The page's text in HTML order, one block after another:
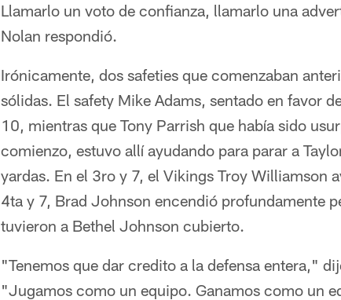
Llamarlo un voto de confianza, llamarlo una
Nolan respondió.
Irónicamente, dos safeties que comenzaban
sólidas. El safety Mike Adams, sentado en favor
10, mientras que Tony Parrish que había sido
comienzo, estuvo allí ayudando para parar a
yardas. En el 3ro y 7, el Vikings Troy Williamson
4ta y 7, Brad Johnson encendió profundamente
tuvieron a Bethel Johnson cubierto.
"Tenemos que dar credito a la defensa entera,"
"Jugamos como un equipo. Ganamos como un